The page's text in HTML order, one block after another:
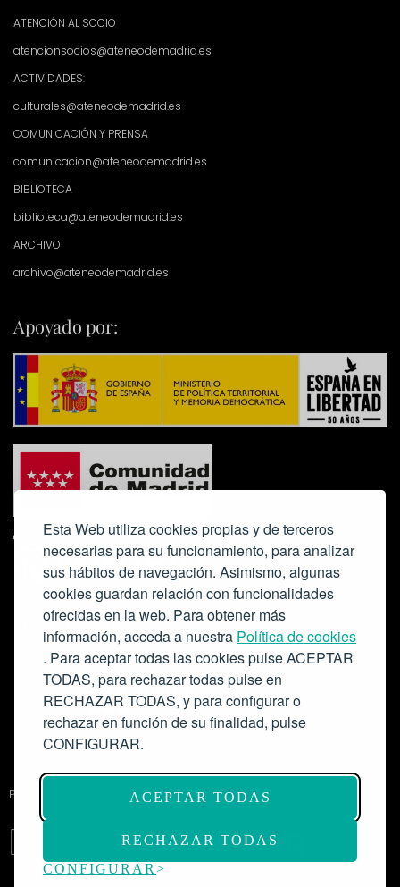
Esta Web utiliza cookies propias y de terceros
necesarias para su funcionamiento, para analizar
sus hábitos de navegación. Asimismo, algunas
cookies guardan relación con funcionalidades
ofrecidas en la web. Para obtener más
información, acceda a nuestra Política de cookies
. Para aceptar todas las cookies pulse ACEPTAR
TODAS, para rechazar todas pulse en
RECHAZAR TODAS, y para configurar o
rechazar en función de su finalidad, pulse
CONFIGURAR.
ACEPTAR TODAS
RECHAZAR TODAS
CONFIGURAR
ATENCIÓN AL SOCIO
atencionsocios@ateneodemadrid.es
ACTIVIDADES:
culturales@ateneodemadrid.es
COMUNICACIÓN Y PRENSA
comunicacion@ateneodemadrid.es
BIBLIOTECA
biblioteca@ateneodemadrid.es
ARCHIVO
archivo@ateneodemadrid.es
Apoyado por:
Colabora:
Proyecto de modernización de infraestructuras y digitalización del
Salón de Actos del Ateneo de Madrid como espacio escénico-musical.
Subvención: 175.000€